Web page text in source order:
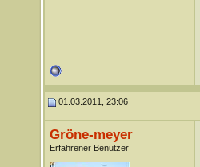
01.03.2011, 23:06
Gröne-meyer
Erfahrener Benutzer